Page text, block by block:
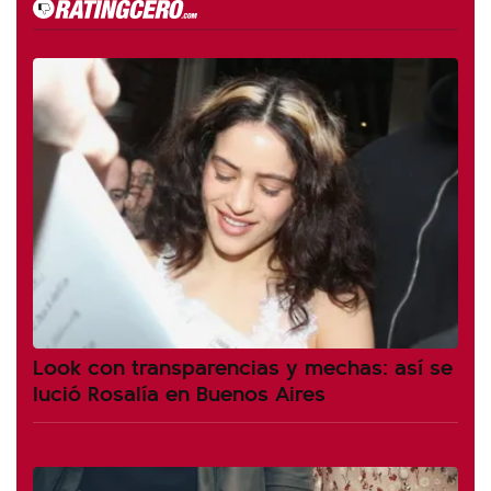
Look con transparencias y mechas: así se
lució Rosalía en Buenos Aires